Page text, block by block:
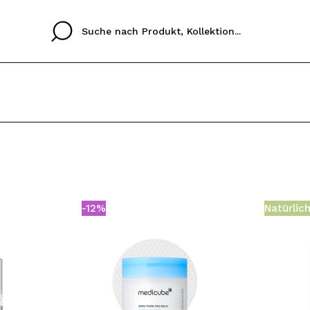
ICH
Durch die Erstellung
Einkäufe schnell
ESPAÑOL
-12%